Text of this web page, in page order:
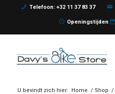
Telefoon: +32 11 37 83 37
Openingstijden
U bevindt zich hier: Home / Shop /